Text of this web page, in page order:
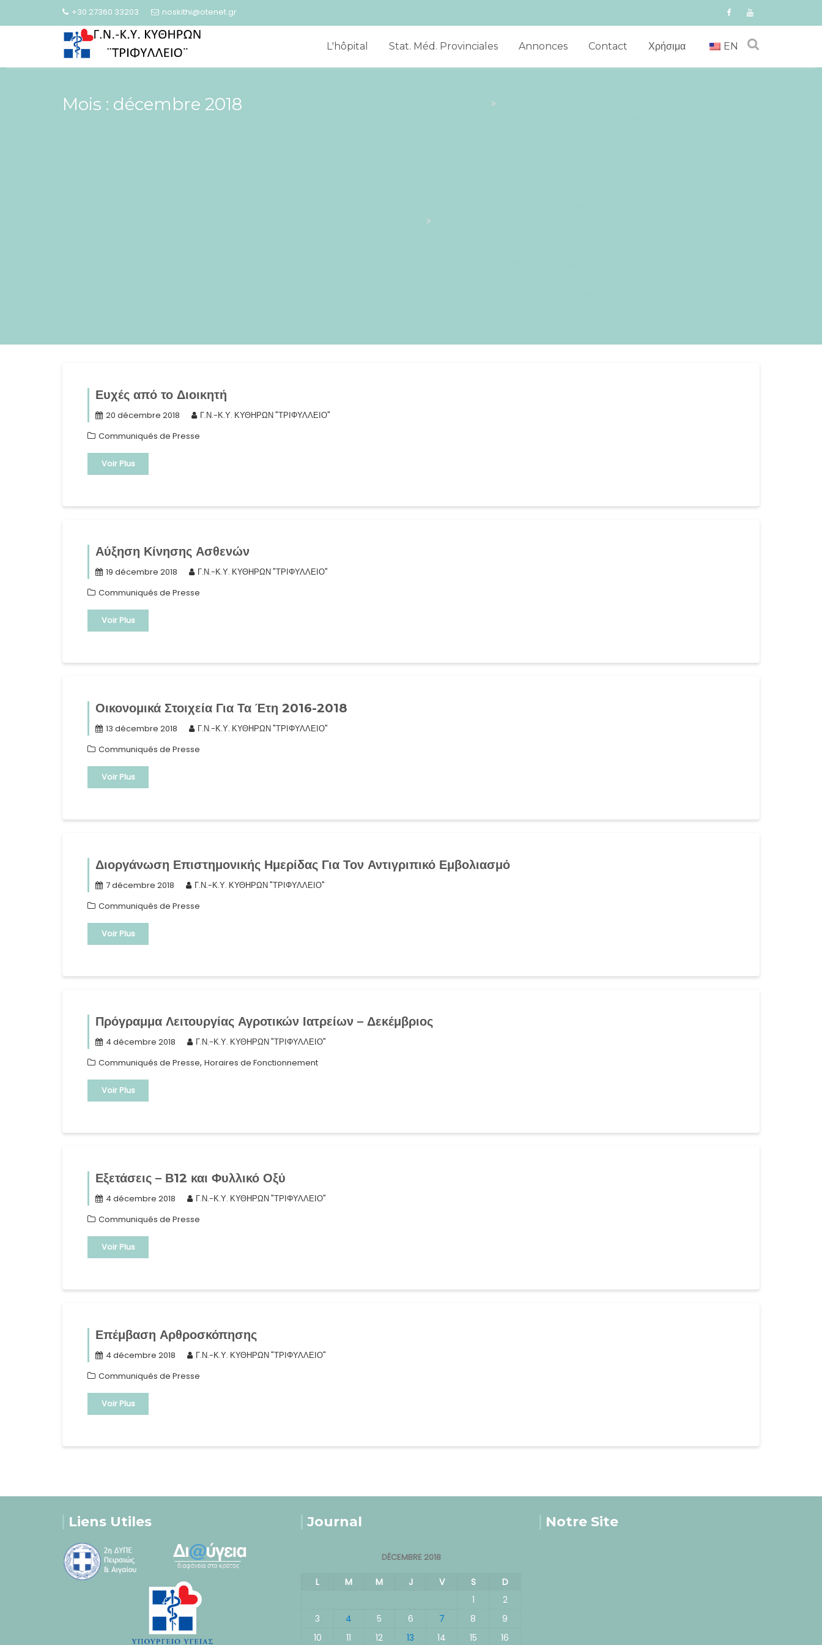
+30 27360 33203 noskithi@otenet.gr
L'hôpital Stat. Méd. Provinciales Annonces Contact Χρήσιμα EN
Mois : décembre 2018
Ευχές από το Διοικητή
20 décembre 2018
Γ.Ν.-Κ.Υ. ΚΥΘΗΡΩΝ "ΤΡΙΦΥΛΛΕΙΟ"
Communiqués de Presse
Voir Plus
Αύξηση Κίνησης Ασθενών
19 décembre 2018
Γ.Ν.-Κ.Υ. ΚΥΘΗΡΩΝ "ΤΡΙΦΥΛΛΕΙΟ"
Communiqués de Presse
Voir Plus
Οικονομικά Στοιχεία Για Τα Έτη 2016-2018
13 décembre 2018
Γ.Ν.-Κ.Υ. ΚΥΘΗΡΩΝ "ΤΡΙΦΥΛΛΕΙΟ"
Communiqués de Presse
Voir Plus
Διοργάνωση Επιστημονικής Ημερίδας Για Τον Αντιγριπικό Εμβολιασμό
7 décembre 2018
Γ.Ν.-Κ.Υ. ΚΥΘΗΡΩΝ "ΤΡΙΦΥΛΛΕΙΟ"
Communiqués de Presse
Voir Plus
Πρόγραμμα Λειτουργίας Αγροτικών Ιατρείων – Δεκέμβριος
4 décembre 2018
Γ.Ν.-Κ.Υ. ΚΥΘΗΡΩΝ "ΤΡΙΦΥΛΛΕΙΟ"
Communiqués de Presse, Horaires de Fonctionnement
Voir Plus
Εξετάσεις – Β12 και Φυλλικό Οξύ
4 décembre 2018
Γ.Ν.-Κ.Υ. ΚΥΘΗΡΩΝ "ΤΡΙΦΥΛΛΕΙΟ"
Communiqués de Presse
Voir Plus
Επέμβαση Αρθροσκόπησης
4 décembre 2018
Γ.Ν.-Κ.Υ. ΚΥΘΗΡΩΝ "ΤΡΙΦΥΛΛΕΙΟ"
Communiqués de Presse
Voir Plus
Liens Utiles Journal
DÉCEMBRE 2018
L M M J V S
D
1
2
3
4 5 6 7 8
9
10
11 12 13 14 15 16
Notre Site